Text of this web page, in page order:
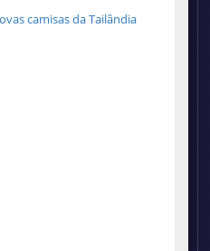
camisas da Tailândia